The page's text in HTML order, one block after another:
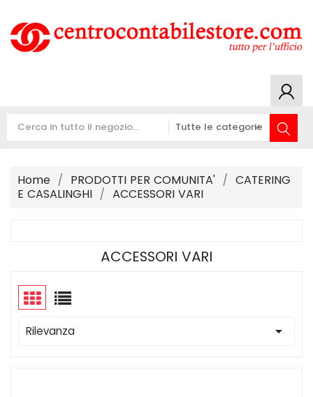
Home PRODOTTI PER COMUNITA'
CATERING
E CASALINGHI
ACCESSORI VARI
ACCESSORI VARI
Rilevanza 